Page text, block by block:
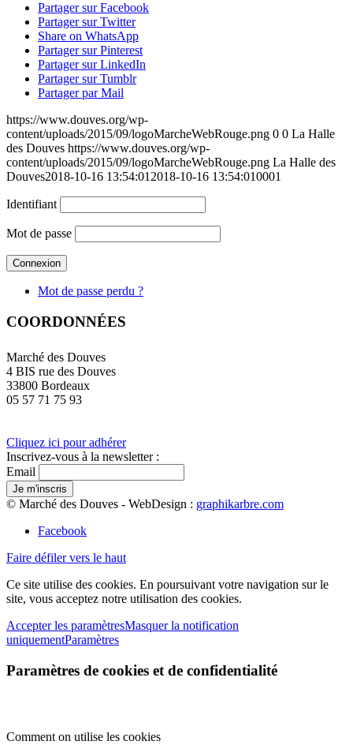
Partager sur Facebook
Partager sur Twitter
Share on WhatsApp
Partager sur Pinterest
Partager sur LinkedIn
Partager sur Tumblr
Partager par Mail
https://www.douves.org/wp-
content/uploads/2015/09/logoMarcheWebRouge.png 0 0 La Halle
des Douves https://www.douves.org/wp-
content/uploads/2015/09/logoMarcheWebRouge.png La Halle des
Douves2018-10-16 13:54:01 2018-10-16 13:54:010001
Identifiant
Mot de passe
Mot de passe perdu ?
COORDONNÉES
Marché des Douves
4 BIS rue des Douves
33800 Bordeaux
05 57 71 75 93
Cliquez ici pour adhérer
Inscrivez-vous à la newsletter :
Email
© Marché des Douves - WebDesign : graphikarbre.com
Facebook
Faire défiler vers le haut
Ce site utilise des cookies. En poursuivant votre navigation sur le
site, vous acceptez notre utilisation des cookies.
Accepter les paramètresMasquer la notification
uniquementParamètres
Paramètres de cookies et de confidentialité
Comment on utilise les cookies